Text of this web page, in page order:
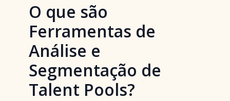
O que são
Ferramentas de
Análise e
Segmentação de
Talent Pools?